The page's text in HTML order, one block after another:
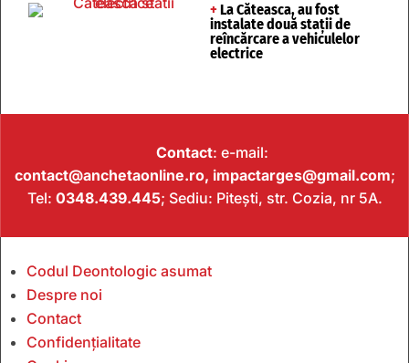
+ La Căteasca, au fost
instalate două stații de
reîncărcare a vehiculelor
electrice
Contact: e-mail:
contact@anchetaonline.ro, impactarges@gmail.com;
Tel: 0348.439.445; Sediu: Pitești, str. Cozia, nr 5A.
Codul Deontologic asumat
Despre noi
Contact
Confidențialitate